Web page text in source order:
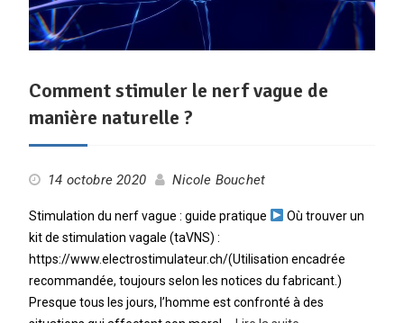
Comment stimuler le nerf vague de
manière naturelle ?
14 octobre 2020 Nicole Bouchet
Stimulation du nerf vague : guide pratique
Où trouver un
kit de stimulation vagale (taVNS) :
https://www.electrostimulateur.ch/(Utilisation encadrée
recommandée, toujours selon les notices du fabricant.)
Presque tous les jours, l’homme est confronté à des